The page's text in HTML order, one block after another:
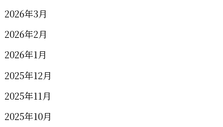
2026年3月
2026年2月
2026年1月
2025年12月
2025年11月
2025年10月